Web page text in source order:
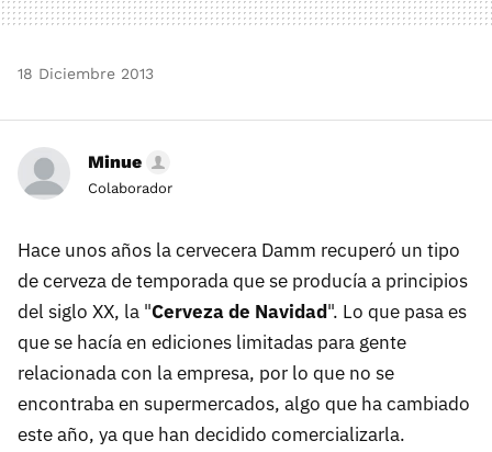
18 Diciembre 2013
Minue
Colaborador
Hace unos años la cervecera Damm recuperó un tipo
de cerveza de temporada que se producía a principios
del siglo XX, la "Cerveza de Navidad". Lo que pasa es
que se hacía en ediciones limitadas para gente
relacionada con la empresa, por lo que no se
encontraba en supermercados, algo que ha cambiado
este año, ya que han decidido comercializarla.